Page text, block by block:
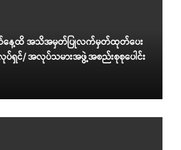
က်နေ့ထိ အသိအမှတ်ပြုလက်မှတ်ထုတ်ပေး
ရှင်/ အလုပ်သမားအဖွဲ့အစည်းစုစုပေါင်း